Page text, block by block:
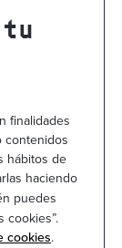
tu
finalidades
contenidos
hábitos de
haciendo
puedes
cookies”.
cookies.